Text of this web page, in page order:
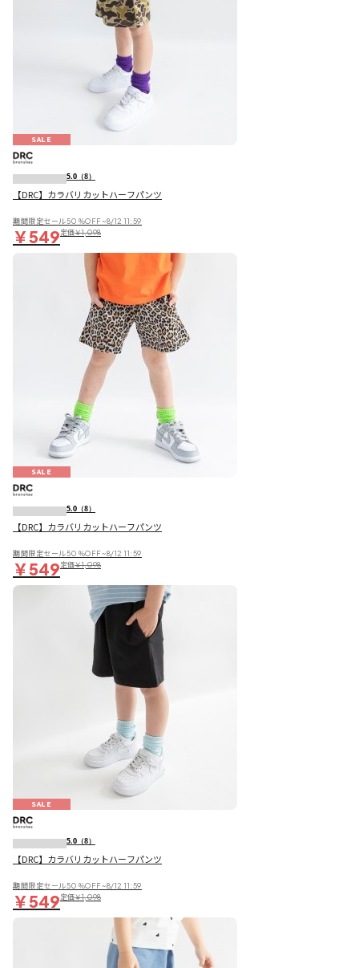
SALE
5.0 （8）
【DRC】カラバリカットハーフパンツ
期間限定セール50％OFF~8/12 11:59
￥549定価￥1,098
SALE
5.0 （8）
【DRC】カラバリカットハーフパンツ
期間限定セール50％OFF~8/12 11:59
￥549定価￥1,098
SALE
5.0 （8）
【DRC】カラバリカットハーフパンツ
期間限定セール50％OFF~8/12 11:59
￥549定価￥1,098